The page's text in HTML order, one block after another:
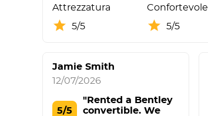
Attrezzatura
5/5
Confortevole
5/5
Jamie Smith
12/07/2026
5/5
"Rented a Bentley
convertible. We